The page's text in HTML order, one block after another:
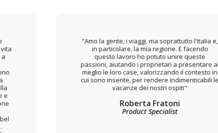
"Amo la gente, i viaggi, ma soprattutto l'Italia e,
in particolare, la mia regione. E facendo
questo lavoro ho potuto unire queste
passioni, aiutando i proprietari a presentare al
meglio le loro case, valorizzando il contesto in
cui sono inserite, per rendere indimenticabili le
vacanze dei nostri ospiti"
Roberta Fratoni
Product Specialist